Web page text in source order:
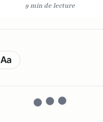
9 min de lecture
Aa